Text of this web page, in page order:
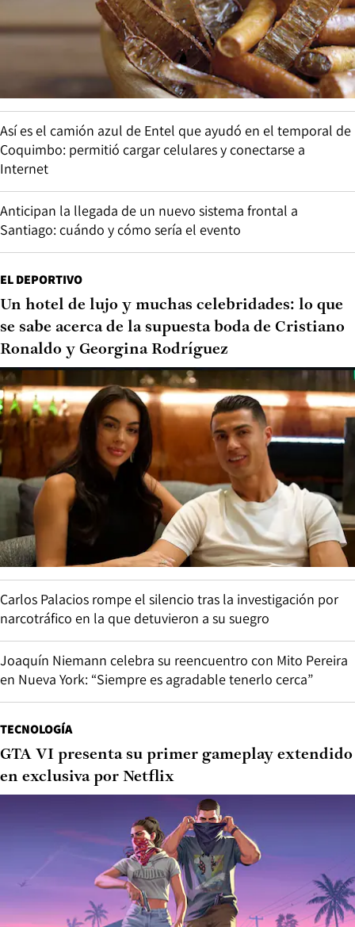
Así es el camión azul de Entel que ayudó en el temporal de
Coquimbo: permitió cargar celulares y conectarse a
Internet
Anticipan la llegada de un nuevo sistema frontal a
Santiago: cuándo y cómo sería el evento
EL DEPORTIVO
Un hotel de lujo y muchas celebridades: lo que
se sabe acerca de la supuesta boda de Cristiano
Ronaldo y Georgina Rodríguez
Carlos Palacios rompe el silencio tras la investigación por
narcotráfico en la que detuvieron a su suegro
Joaquín Niemann celebra su reencuentro con Mito Pereira
en Nueva York: “Siempre es agradable tenerlo cerca”
TECNOLOGÍA
GTA VI presenta su primer gameplay extendido
en exclusiva por Netflix